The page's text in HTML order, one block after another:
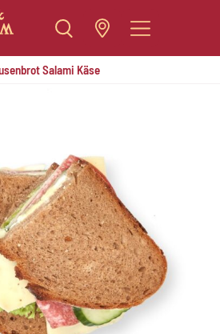
Salami Käse